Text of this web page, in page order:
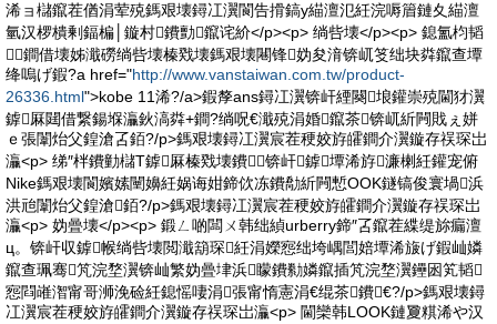
浠ョ櫧鑹茬偤涓荤殑鎷艰壊鐞冮瀷閬告搰鎬у緢澶氾紝浣嗕篃鏈夊緢澶
氫汉椤樻剰鍢楄│鏇村鐨勯鑹诧紒</p><p> 绱呰壊</p><p> 鎴氳枃韬
┛鐧借壊姊濈磱绱呰壊榛戣壊鎷艰壊闀锋妫夋湇锛屼笅绌块粦鑹查墰
绛嗚げ鍜?a href="http://www.vanstaiwan.com.tw/product-
26336.html">kobe 11浠?/a>鍜孷ans鐞冮瀷锛屽緸闋埌鑵崇殑閫犲瀷
鎼厤閮借繋鍚堢灜鈥滈粦+鐧?绱呪€濈殑涓婚鑹茶锛屼紤闁戝ぇ姘
ｅ張闈炲父鍠滄叾銆?/p>鎷艰壊鐞冮瀷宸茬稉姣斿皬鐧介瀷鏇存祦琛岀
灜<p> 绨″柈鐨勭櫧T鎼厤榛戣壊鐨锛屽鎼墰浠斿濂楋紝鑵宠俯
Nike鎷艰壊閬嬪嫊闉嬶紝娲诲姏鍗佽冻鐨勪紤闁慙OOK鐩镐俊寰堝浜
洪兘闈炲父鍠滄銆?/p>鎷艰壊鐞冮瀷宸茬稉姣斿皬鐧介瀷鏇存祦琛岀
灜<p> 妫曡壊</p><p> 鍛ㄥ啲闆ㄨ韩绌緽urberry鍗″叾鑹茬緤缇旀瘺澶
ц。锛屽収鎼帿绱呰壊閲濈箶琛紝涓嬫惌绌垮嵎閭婄墰浠旇げ鍜屾嫾
鑹查珮骞竼浣堥瀷锛屾繁妫曡垏浜矇鐨勬嫾鑹插竼浣堥瀷鑸囦笂韬
惌閰嶉潪甯哥浉浼硷紝鎴愮啛涓張甯惰憲涓€绲茶鐨€?/p>鎷艰壊鐞
冮瀷宸茬稉姣斿皬鐧介瀷鏇存祦琛岀灜<p> 閫欒韩LOOK鏈夐粸浠や汉